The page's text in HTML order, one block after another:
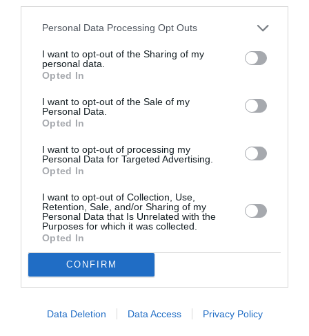
Personal Data Processing Opt Outs
I want to opt-out of the Sharing of my
personal data.
Opted In
I want to opt-out of the Sale of my
Personal Data.
Opted In
I want to opt-out of processing my
Personal Data for Targeted Advertising.
Opted In
I want to opt-out of Collection, Use,
Retention, Sale, and/or Sharing of my
Personal Data that Is Unrelated with the
Purposes for which it was collected.
Opted In
CONFIRM
Data Deletion Data Access Privacy Policy
identità unica.